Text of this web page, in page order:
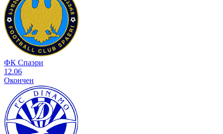
ФК Спаэри
12.06
Окончен